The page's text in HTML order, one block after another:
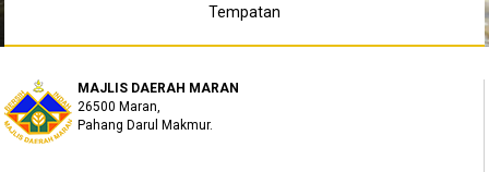
Tempatan
MAJLIS DAERAH MARAN
26500 Maran,
Pahang Darul Makmur.